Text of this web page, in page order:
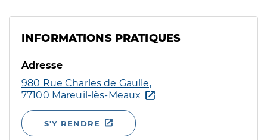
INFORMATIONS PRATIQUES
Adresse
980 Rue Charles de Gaulle,
77100 Mareuil-lès-Meaux
S'Y RENDRE